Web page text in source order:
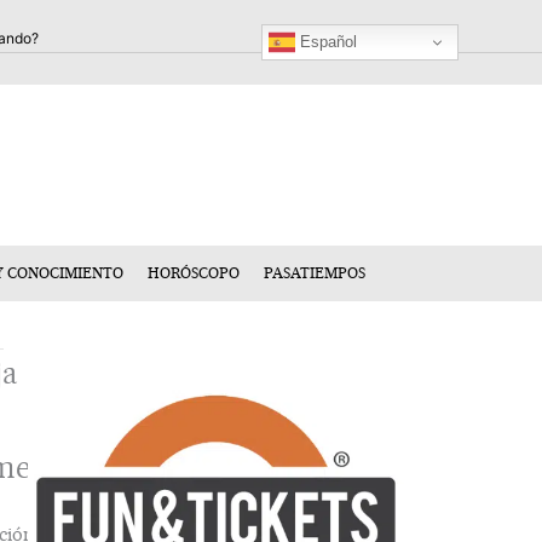
Español
CONOCIMIENTO HORÓSCOPO PASATIEMPOS